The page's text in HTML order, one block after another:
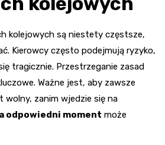
kolejowych są niestety częstsze,
Kierowcy często podejmują ryzyko,
tragicznie. Przestrzeganie zasad
Ważne jest, aby zawsze
wolny, zanim wjedzie się na
odpowiedni moment może